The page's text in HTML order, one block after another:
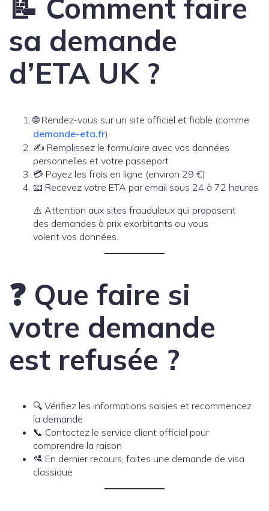
📝 Comment faire
sa demande
d’ETA UK ?
🌐 Rendez-vous sur un site officiel et fiable (comme
demande-eta.fr)
✍️ Remplissez le formulaire avec vos données
personnelles et votre passeport
💳 Payez les frais en ligne (environ 29 €)
📧 Recevez votre ETA par email sous 24 à 72 heures
⚠️ Attention aux sites frauduleux qui proposent
des demandes à prix exorbitants ou vous
volent vos données.
❓ Que faire si
votre demande
est refusée ?
🔍 Vérifiez les informations saisies et recommencez
la demande
📞 Contactez le service client officiel pour
comprendre la raison
🛂 En dernier recours, faites une demande de visa
classique